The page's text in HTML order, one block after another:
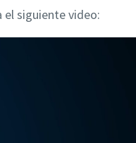
el siguiente video: